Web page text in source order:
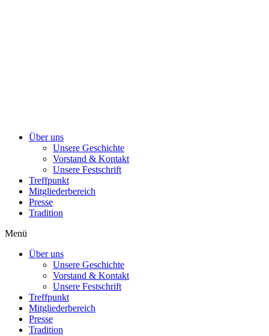
Über uns
Unsere Geschichte
Vorstand & Kontakt
Unsere Festschrift
Treffpunkt
Mitgliederbereich
Presse
Tradition
Menü
Über uns
Unsere Geschichte
Vorstand & Kontakt
Unsere Festschrift
Treffpunkt
Mitgliederbereich
Presse
Tradition